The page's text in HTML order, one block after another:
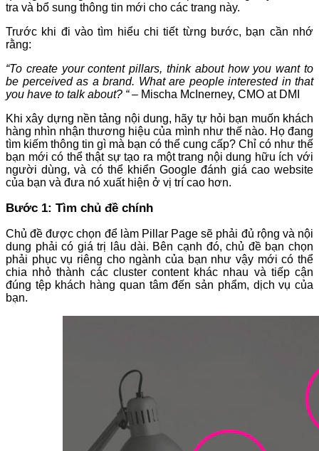
tra và bổ sung thông tin mới cho các trang này.
Trước khi đi vào tìm hiểu chi tiết từng bước, bạn cần nhớ
rằng:
“To create your content pillars, think about how you want to
be perceived as a brand. What are people interested in that
you have to talk about? “– Mischa McInerney, CMO at DMI
Khi xây dựng nền tảng nội dung, hãy tự hỏi bạn muốn khách
hàng nhìn nhận thương hiệu của mình như thế nào. Họ đang
tìm kiếm thông tin gì mà bạn có thể cung cấp? Chỉ có như thế
bạn mới có thể thật sự tạo ra một trang nội dung hữu ích với
người dùng, và có thể khiển Google đánh giá cao website
của bạn và đưa nó xuất hiện ở vị trí cao hơn.
Bước 1: Tìm chủ đề chính
Chủ đề được chọn để làm Pillar Page sẽ phải đủ rộng và nội
dung phải có giá trị lâu dài. Bên cạnh đó, chủ đề bạn chọn
phải phục vụ riêng cho ngành của bạn như vậy mới có thể
chia nhỏ thành các cluster content khác nhau và tiếp cận
đúng tệp khách hàng quan tâm đến sản phẩm, dịch vụ của
bạn.